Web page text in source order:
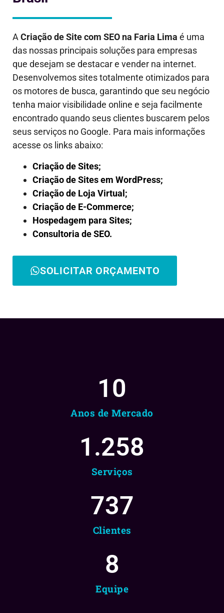
ACriação de Site com SEO na Faria Lima é uma
das nossas principais soluções para empresas
que desejam se destacar e vender na internet.
Desenvolvemos sites totalmente otimizados para
os motores de busca, garantindo que seu negócio
tenha maior visibilidade online e seja facilmente
encontrado quando seus clientes buscarem pelos
seus serviços no Google. Para mais informações
acesse os links abaixo:
Criação de Sites;
Criação de Sites em WordPress;
Criação de Loja Virtual;
Criação de E-Commerce;
Hospedagem para Sites;
Consultoria de SEO.
SOLICITAR ORÇAMENTO
Anos de Mercado
10
Serviços
1.258
Clientes
737
Equipe
8